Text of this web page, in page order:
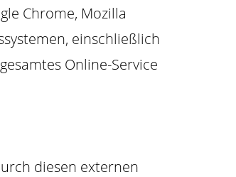
Chrome, Mozilla
einschließlich
Online-Service
diesen externen